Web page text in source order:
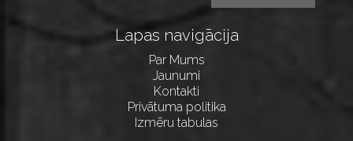
Lapas navigācija
Par Mums
Jaunumi
Kontakti
Privātuma politika
Izmēru tabulas